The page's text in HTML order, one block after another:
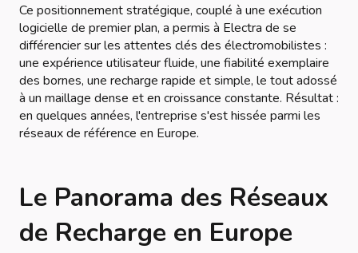
Ce positionnement stratégique, couplé à une exécution
logicielle de premier plan, a permis à Electra de se
différencier sur les attentes clés des électromobilistes :
une expérience utilisateur fluide, une fiabilité exemplaire
des bornes, une recharge rapide et simple, le tout adossé
à un maillage dense et en croissance constante. Résultat :
en quelques années, l'entreprise s'est hissée parmi les
réseaux de référence en Europe.
Le Panorama des Réseaux
de Recharge en Europe